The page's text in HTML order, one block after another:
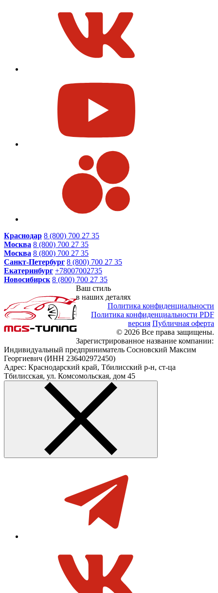
Краснодар 8 (800) 700 27 35
Москва 8 (800) 700 27 35
Москва 8 (800) 700 27 35
Санкт-Петербург 8 (800) 700 27 35
Екатеринбург +78007002735
Новосибирск 8 (800) 700 27 35
Ваш стиль
в наших деталях
Политика конфиденциальности
Политика конфиденциальности PDF
версия Публичная оферта
© 2026 Все права защищены.
Зарегистрированное название компании:
Индивидуальный предприниматель Сосновский Максим
Георгиевич (ИНН 236402972450)
Адрес: Краснодарский край, Тбилисский р-н, ст-ца
Тбилисская, ул. Комсомольская, дом 45